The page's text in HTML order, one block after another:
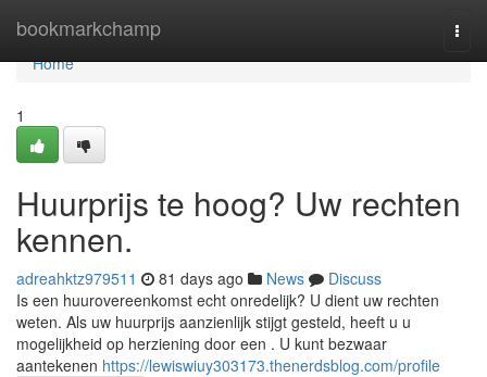
bookmarkchamp
Home
Home
1
Huurprijs te hoog? Uw rechten
kennen.
adreahktz979511 81 days ago News
Discuss
Is een huurovereenkomst echt onredelijk? U dient uw rechten
weten. Als uw huurprijs aanzienlijk stijgt gesteld, heeft u u
mogelijkheid op herziening door een . U kunt bezwaar
aantekenen https://lewiswiuy303173.thenerdsblog.com/profile